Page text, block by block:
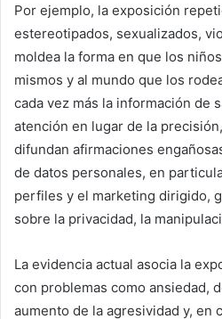
Por ejemplo, la exposición
estereotipados, sexualizados,
moldea la forma en que los
mismos y al mundo que los
cada vez más la información de
atención en lugar de la
difundan afirmaciones
de datos personales, en
perfiles y el marketing dirigido,
sobre la privacidad, la
La evidencia actual asocia la
con problemas como ansiedad,
aumento de la agresividad y, en